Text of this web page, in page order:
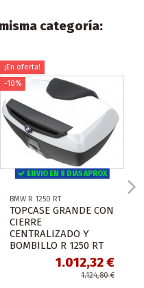
categoría:
¡En oferta!
-10%
ENVIO EN 8 DIAS APROX
BMW R 1250 RT
TOPCASE GRANDE CON
CIERRE
CENTRALIZADO Y
BOMBILLO R 1250 RT
1.012,32 €
1.124,80 €